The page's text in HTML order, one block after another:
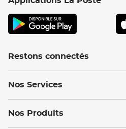
Restons connectés
Nos Services
Nos Produits